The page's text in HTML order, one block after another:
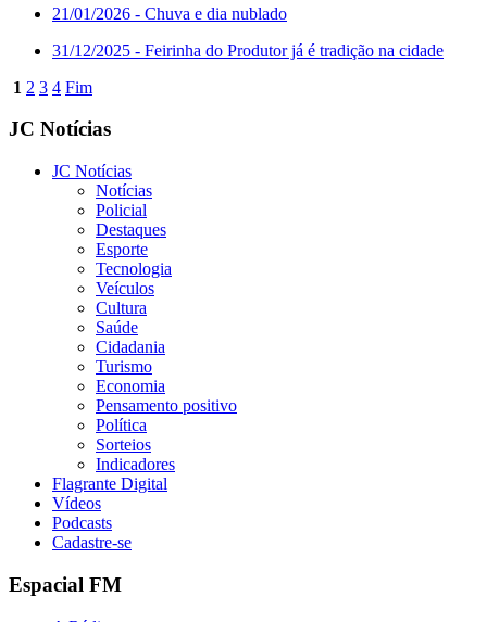
21/01/2026 - Chuva e dia nublado
31/12/2025 - Feirinha do Produtor já é tradição na cidade
1 2 3 4 Fim
JC Notícias
JC Notícias
Notícias
Policial
Destaques
Esporte
Tecnologia
Veículos
Cultura
Saúde
Cidadania
Turismo
Economia
Pensamento positivo
Política
Sorteios
Indicadores
Flagrante Digital
Vídeos
Podcasts
Cadastre-se
Espacial FM